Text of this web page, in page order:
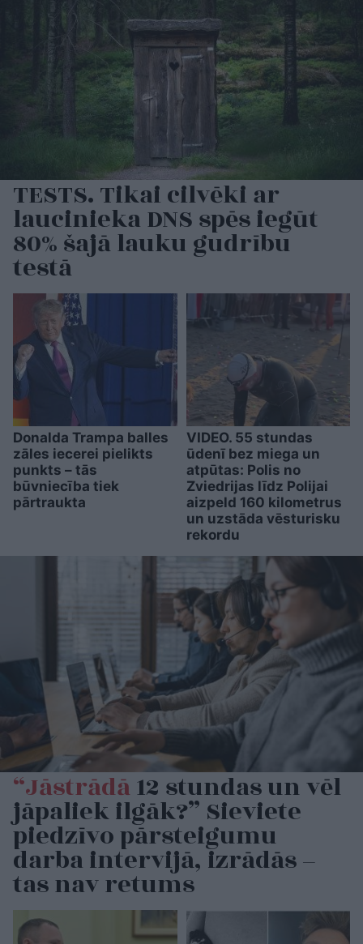
TESTS. Tikai cilvēki ar
laucinieka DNS spēs iegūt
80% šajā lauku gudrību
testā
Donalda Trampa balles
zāles iecerei pielikts
punkts – tās
būvniecība tiek
pārtraukta
VIDEO. 55 stundas
ūdenī bez miega un
atpūtas: Polis no
Zviedrijas līdz Polijai
aizpeld 160 kilometrus
un uzstāda vēsturisku
rekordu
“Jāstrādā12 stundas un vēl
jāpaliek ilgāk?” Sieviete
piedzīvo pārsteigumu
darba intervijā, izrādās –
tas nav retums